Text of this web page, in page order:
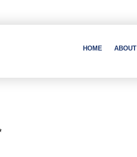
HOME ABOUT